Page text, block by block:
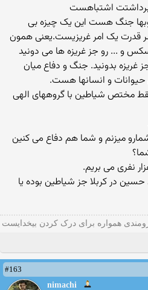
اشتباهست
جنگ هست این یک چیزه بی
قدرت یک امر غریزیست.یعنی همون
و ... رو جز غریزه ها می دونید
غریزه بدونید. جنگ و دفاع میان
و انسانها هست.
مختص شیاطین با گروههای الهی
میزنم و شما هم دفاع می کنین
نفری می بریم.
حسین در کربلا جز شیاطین بوده یا
همواره برای درک کردن بیخدایست
#163
nimachi